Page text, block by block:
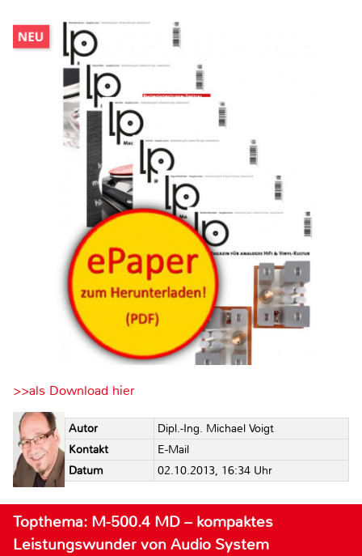
>>als Download hier
Autor
Dipl.-Ing. Michael Voigt
Kontakt
E-Mail
Datum
02.10.2013, 16:34 Uhr
Topthema: M-500.4 MD – kompaktes
Leistungswunder von Audio System